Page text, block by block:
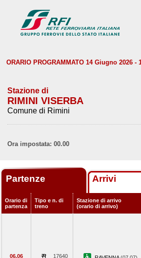
ORARIO PROGRAMMATO 14 Giugno 2026 -
Stazione di
RIMINI VISERBA
Comune di Rimini
Ora impostata: 00.00
Partenze Arrivi
Orario di
partenza
Tipo e n. di
treno
Stazione di arrivo
(orario di arrivo)
06.06 17640